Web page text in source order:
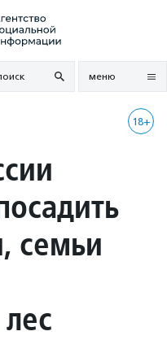
меню
18+
семьи